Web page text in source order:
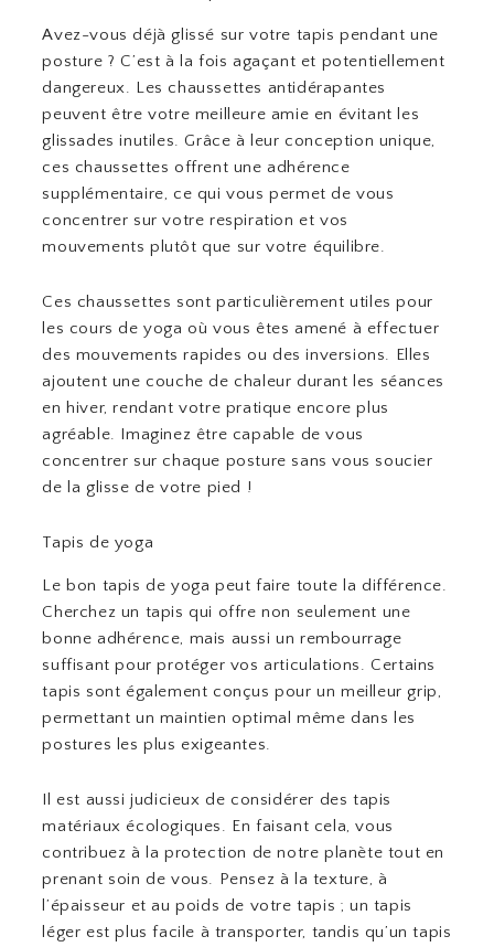
Avez-vous déjà glissé sur votre tapis pendant une
posture ? C’est à la fois agaçant et potentiellement
dangereux. Les chaussettes antidérapantes
peuvent être votre meilleure amie en évitant les
glissades inutiles. Grâce à leur conception unique,
ces chaussettes offrent une adhérence
supplémentaire, ce qui vous permet de vous
concentrer sur votre respiration et vos
mouvements plutôt que sur votre équilibre.
Ces chaussettes sont particulièrement utiles pour
les cours de yoga où vous êtes amené à effectuer
des mouvements rapides ou des inversions. Elles
ajoutent une couche de chaleur durant les séances
en hiver, rendant votre pratique encore plus
agréable. Imaginez être capable de vous
concentrer sur chaque posture sans vous soucier
de la glisse de votre pied !
Tapis de yoga
Le bon tapis de yoga peut faire toute la différence.
Cherchez un tapis qui offre non seulement une
bonne adhérence, mais aussi un rembourrage
suffisant pour protéger vos articulations. Certains
tapis sont également conçus pour un meilleur grip,
permettant un maintien optimal même dans les
postures les plus exigeantes.
Il est aussi judicieux de considérer des tapis
matériaux écologiques. En faisant cela, vous
contribuez à la protection de notre planète tout en
prenant soin de vous. Pensez à la texture, à
l’épaisseur et au poids de votre tapis ; un tapis
léger est plus facile à transporter, tandis qu’un tapis